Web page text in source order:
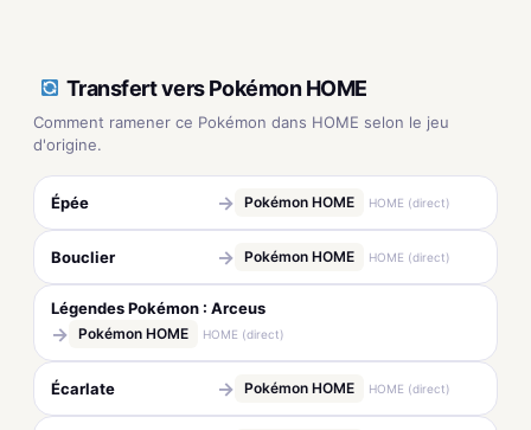
Transfert vers Pokémon HOME
Comment ramener ce Pokémon dans HOME selon le jeu
d'origine.
Épée → Pokémon HOME HOME (direct)
Bouclier → Pokémon HOME HOME (direct)
Légendes Pokémon : Arceus
→ Pokémon HOME HOME (direct)
Écarlate → Pokémon HOME HOME (direct)